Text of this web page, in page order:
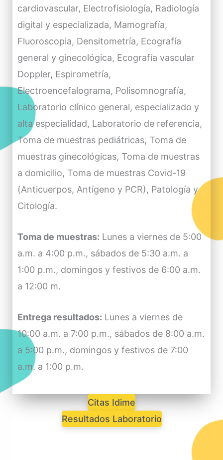
cardiovascular, Electrofisiología, Radiología
digital y especializada, Mamografía,
Fluoroscopia, Densitometría, Ecografía
general y ginecológica, Ecografía vascular
Doppler, Espirometría,
Electroencefalograma, Polisomnografía,
Laboratorio clínico general, especializado y
alta especialidad, Laboratorio de referencia,
Toma de muestras pediátricas, Toma de
muestras ginecológicas, Toma de muestras
a domicilio, Toma de muestras Covid-19
(Anticuerpos, Antígeno y PCR), Patología y
Citología.
Toma de muestras: Lunes a viernes de 5:00
a.m. a 4:00 p.m., sábados de 5:30 a.m. a
1:00 p.m., domingos y festivos de 6:00 a.m.
a 12:00 m.
Entrega resultados: Lunes a viernes de
10:00 a.m. a 7:00 p.m., sábados de 8:00 a.m.
a 5:00 p.m., domingos y festivos de 7:00
a.m. a 1:00 p.m.
Citas Idime
Resultados Laboratorio